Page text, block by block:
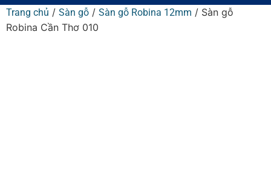
Trang chủ / Sàn gỗ / Sàn gỗ Robina 12mm / Sàn gỗ
Robina Cần Thơ 010